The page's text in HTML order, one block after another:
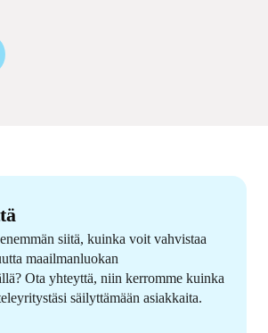
siitä, kuinka voit vahvistaa
maailmanluokan
Ota yhteyttä, niin kerromme kuinka
säilyttämään asiakkaita.